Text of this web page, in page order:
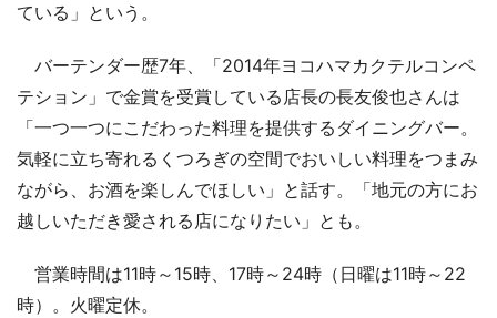
ている」という。
バーテンダー歴7年、「2014年ヨコハマカクテルコンペ
テション」で金賞を受賞している店長の長友俊也さんは
「一つ一つにこだわった料理を提供するダイニングバー。
気軽に立ち寄れるくつろぎの空間でおいしい料理をつまみ
ながら、お酒を楽しんでほしい」と話す。「地元の方にお
越しいただき愛される店になりたい」とも。
営業時間は11時～15時、17時～24時（日曜は11時～22
時）。火曜定休。